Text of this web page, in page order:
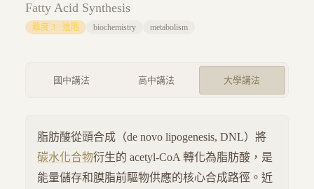
Fatty Acid Synthesis
難度 3 · 進階 biochemistry metabolism
國中講法 高中講法 大學講法
脂肪酸從頭合成（de novo lipogenesis, DNL）將
碳水化合物衍生的 acetyl-CoA 轉化為脂肪酸，是
能量儲存和膜脂前驅物供應的核心合成路徑。近